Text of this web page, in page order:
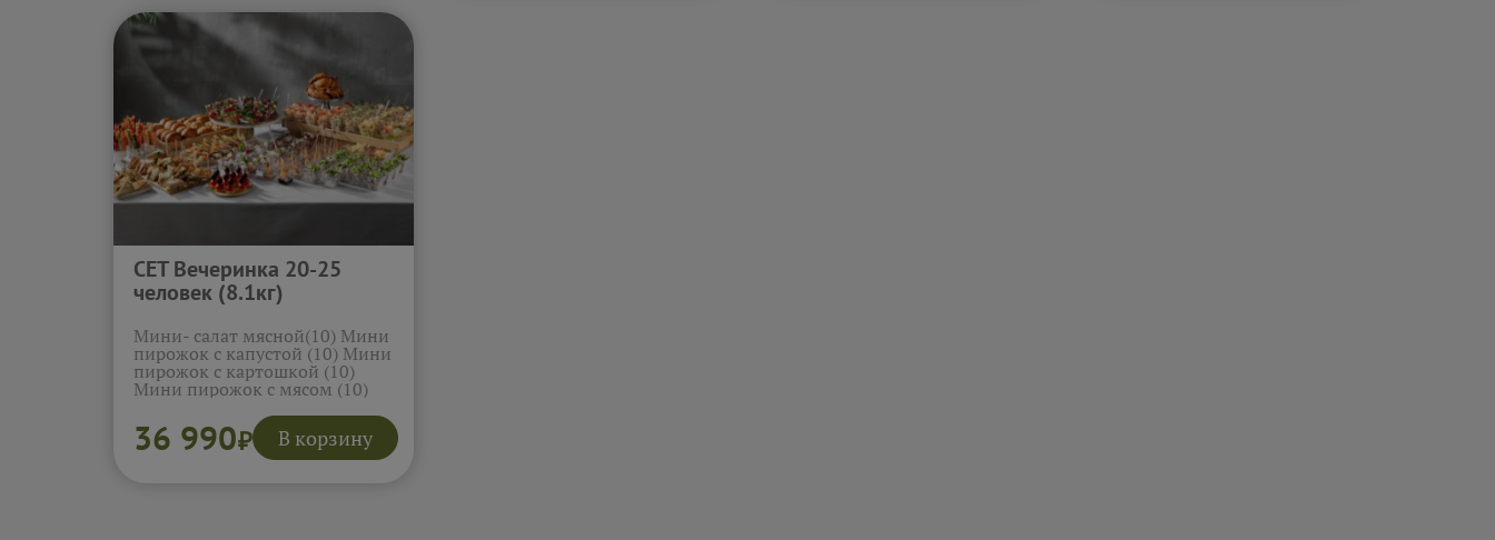
салат Фаворит (10) Брускетта с
печеным перцем (10)
Брускетта с тунцом и огурцом
СЕТ Вечеринка 20-25
человек (8.1кг)
Мини- салат мясной(10) Мини
пирожок с капустой (10) Мини
пирожок с картошкой (10)
Мини пирожок с мясом (10)
салат Греческий (12) Мини
салат Фаворит (15) Мини
сэндвич с ветчиной и сыром
36 990₽ В корзину